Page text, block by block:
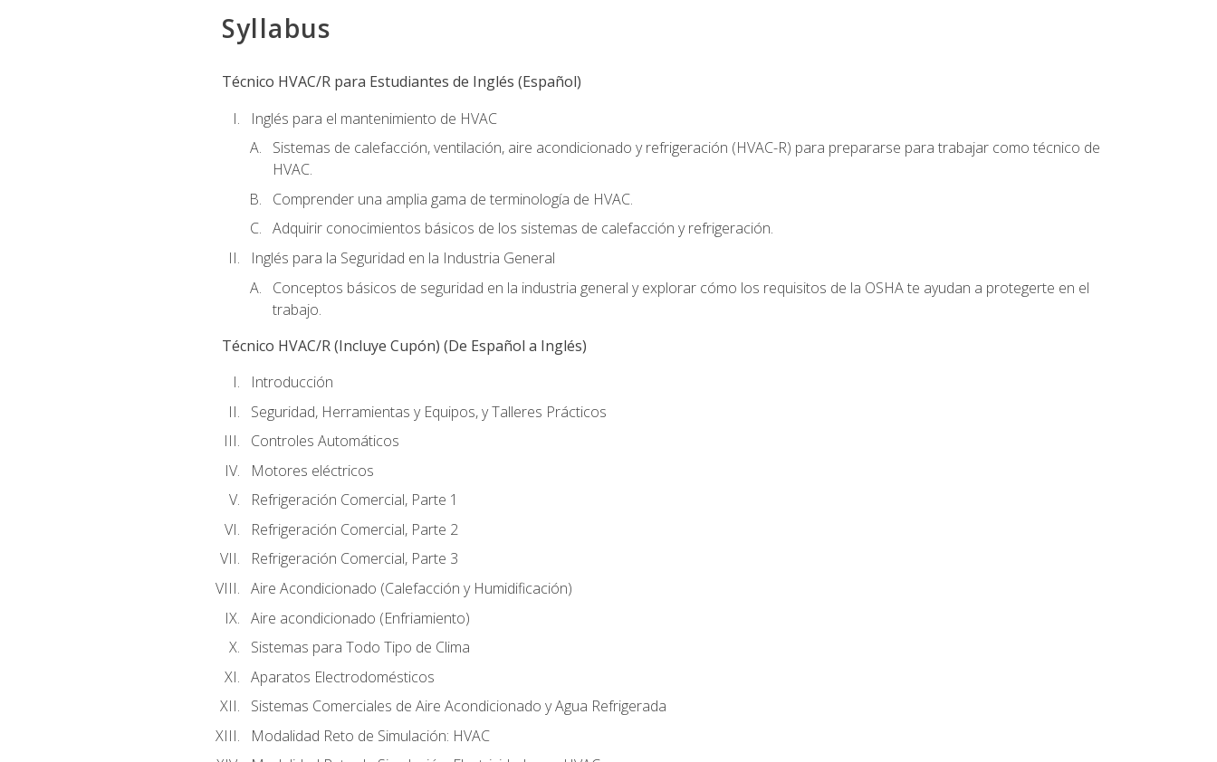
Syllabus
Técnico HVAC/R para Estudiantes de Inglés (Español)
Inglés para el mantenimiento de HVAC
Sistemas de calefacción, ventilación, aire acondicionado y refrigeración (HVAC-R) para prepararse para trabajar como técnico de
HVAC.
Comprender una amplia gama de terminología de HVAC.
Adquirir conocimientos básicos de los sistemas de calefacción y refrigeración.
Inglés para la Seguridad en la Industria General
Conceptos básicos de seguridad en la industria general y explorar cómo los requisitos de la OSHA te ayudan a protegerte en el
trabajo.
Técnico HVAC/R (Incluye Cupón) (De Español a Inglés)
Introducción
Seguridad, Herramientas y Equipos, y Talleres Prácticos
Controles Automáticos
Motores eléctricos
Refrigeración Comercial, Parte 1
Refrigeración Comercial, Parte 2
Refrigeración Comercial, Parte 3
Aire Acondicionado (Calefacción y Humidificación)
Aire acondicionado (Enfriamiento)
Sistemas para Todo Tipo de Clima
Aparatos Electrodomésticos
Sistemas Comerciales de Aire Acondicionado y Agua Refrigerada
Modalidad Reto de Simulación: HVAC